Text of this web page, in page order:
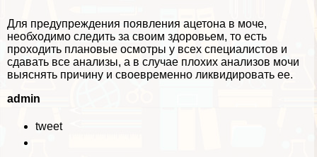
Для предупреждения появления ацетона в моче,
необходимо следить за своим здоровьем, то есть
проходить плановые осмотры у всех специалистов и
сдавать все анализы, а в случае плохих анализов мочи
выяснять причину и своевременно ликвидировать ее.
admin
tweet